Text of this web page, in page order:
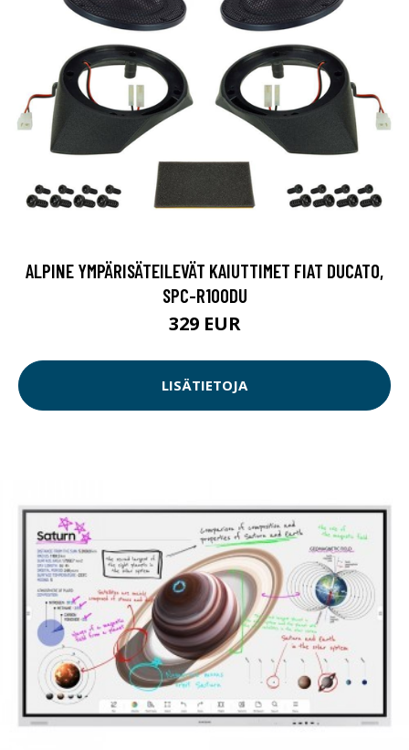
ALPINE YMPÄRISÄTEILEVÄT KAIUTTIMET FIAT DUCATO,
SPC-R100DU
329 EUR
LISÄTIETOJA